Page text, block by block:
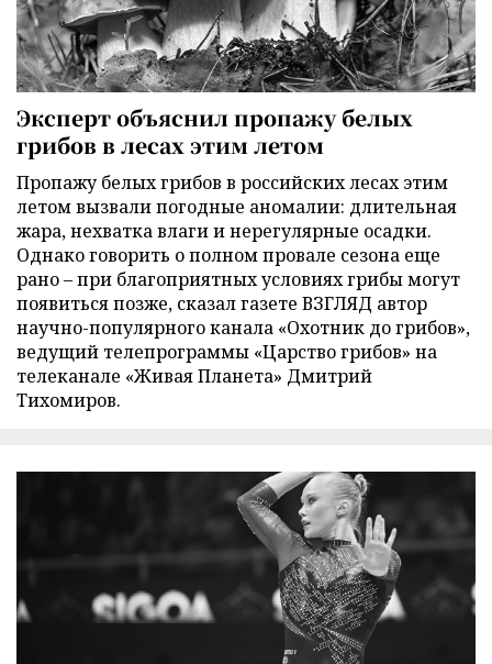
Эксперт объяснил пропажу белых
грибов в лесах этим летом
Пропажу белых грибов в российских лесах этим
летом вызвали погодные аномалии: длительная
жара, нехватка влаги и нерегулярные осадки.
Однако говорить о полном провале сезона еще
рано – при благоприятных условиях грибы могут
появиться позже, сказал газете ВЗГЛЯД автор
научно-популярного канала «Охотник до грибов»,
ведущий телепрограммы «Царство грибов» на
телеканале «Живая Планета» Дмитрий
Тихомиров.